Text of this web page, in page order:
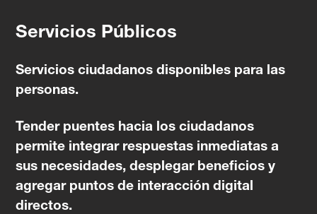
Servicios Públicos
Servicios ciudadanos disponibles para las
personas.
Tender puentes hacia los ciudadanos
permite integrar respuestas inmediatas a
sus necesidades, desplegar beneficios y
agregar puntos de interacción digital
directos.